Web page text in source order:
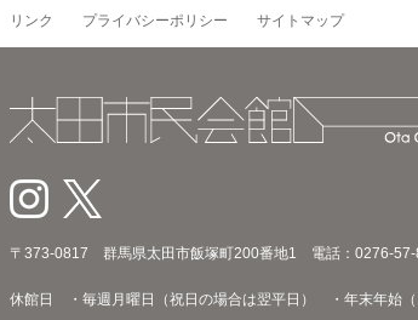
リンク プライバシーポリシー サイトマップ
〒373‐0817 群馬県太田市飯塚町200番地1 電話：0276-
休館日 ・毎週月曜日（祝日の場合は翌平日） ・年末年始（